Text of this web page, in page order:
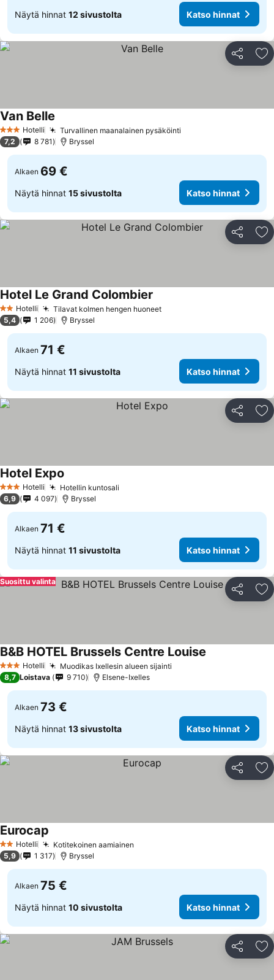
Näytä hinnat 12 sivustolta Katso hinnat
Jaa
3 Tähtiluokitus
Hotelli Turvallinen maanalainen pysäköinti
Van Belle
7,2 8 781 Bryssel
Alkaen 69 €
Näytä hinnat 15 sivustolta Katso hinnat
Jaa
2 Tähtiluokitus
Hotelli Tilavat kolmen hengen huoneetKatso hinnat
Hotel Le Grand Colombier
5,4 1 206 Bryssel
Alkaen 71 €
Näytä hinnat 11 sivustolta Katso hinnat
Jaa
3 Tähtiluokitus
Hotelli Hotellin kuntosali
Hotel Expo
6,9 4 097 Bryssel
Alkaen 71 €
Näytä hinnat 11 sivustolta Katso hinnat
Jaa
Suosittu valinta
3 Tähtiluokitus
Hotelli Muodikas Ixellesin alueen sijainti
B&B HOTEL Brussels Centre Louise
8,7 Loistava 9 710 Elsene-Ixelles
Alkaen 73 €
Näytä hinnat 13 sivustolta Katso hinnat
Jaa
2 Tähtiluokitus
Hotelli Kotitekoinen aamiainen
Eurocap
5,9 1 317 Bryssel
Alkaen 75 €
Näytä hinnat 10 sivustolta Katso hinnat
Jaa